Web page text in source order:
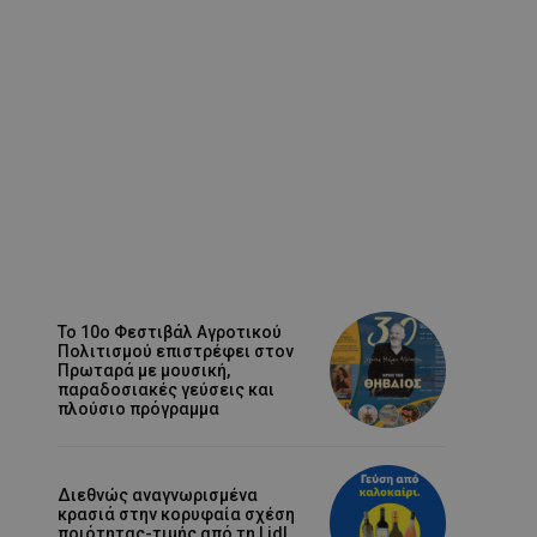
Το 10ο Φεστιβάλ Αγροτικού
Πολιτισμού επιστρέφει στον
Πρωταρά με μουσική,
παραδοσιακές γεύσεις και
πλούσιο πρόγραμμα
Διεθνώς αναγνωρισμένα
κρασιά στην κορυφαία σχέση